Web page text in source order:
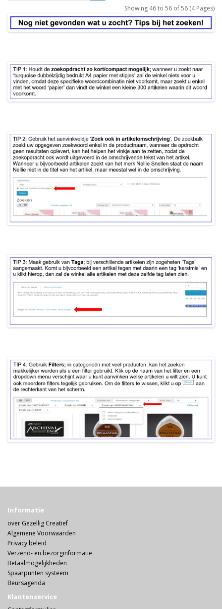
Showing 46 to 56 of 56 (4 Pages)
Informatie
over Gezellig Creatief
Algemene Voorwaarden
Privacy beleid
Verzend- en bezorginformatie
Betaalmogelijkheden
Spaarpunten systeem
Beursagenda
Klantenservice